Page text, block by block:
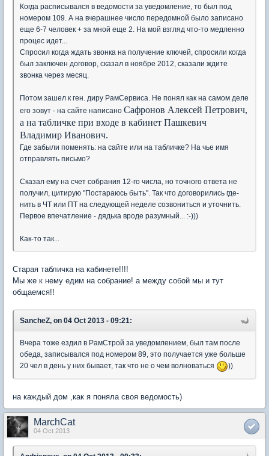
Когда расписывался в ведомости за уведомление, то был под
номером 109. А на вчерашнее число передомной было записано
еще 6-7 человек + за мной еще 2. На мой взгляд что-то медленно
процес идет...
Спросил когда ждать звонка на получение ключей, спросили когда
был заключен договор, сказал в ноябре 2012, сказали ждите
звонка через месяц.
Потом зашел к ген. диру РамСервиса. Не понял как на самом деле
его зовут - на сайте написано Сафронов Алексей Петрович,
а на табличке при входе в кабинет Пашкевич
Владимир Иванович.
Где забыли поменять: на сайте или на табличке? На чье имя
отправлять письмо?
Сказал ему на счет собрания 12-го числа, но точного ответа не
получил, цитирую "Постараюсь быть". Так что договорились где-
нить в ЧТ или ПТ на следующей неделе созвониться и уточнить.
Первое впечатление - дядька вроде разумный... :-)))
Как-то так...
Старая табличка на кабинете!!!!
Мы же к нему едим на собрание! а между собой мы и тут
общаемся!!
SancheZ, on 04 Oct 2013 - 09:21:
Вчера тоже ездил в РамСтрой за уведомлением, был там после
обеда, записывался под номером 89, это получается уже больше
20 чел в день у них бывает, так что не о чем волноваться
))
на каждый дом ,как я поняла своя ведомость)
MarchCat
04 Oct 2013